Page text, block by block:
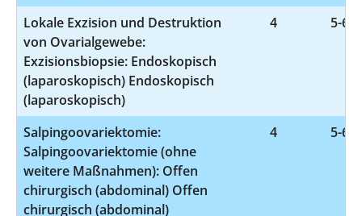
Lokale Exzision und Destruktion
von Ovarialgewebe:
Exzisionsbiopsie: Endoskopisch
(laparoskopisch) Endoskopisch
(laparoskopisch)
4 5-
Salpingoovariektomie:
Salpingoovariektomie (ohne
weitere Maßnahmen): Offen
chirurgisch (abdominal) Offen
chirurgisch (abdominal)
4 5-